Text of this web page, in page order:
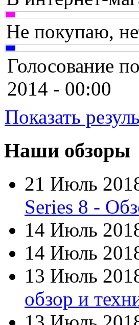
Cbr
Chicony
Codegen
Cooler master
Cube(7)
Cyborg
Datex
Dell
Dex(3)
Everest
Firtech
Flyper
Foxconn
Не покупаю,
Голосование
2014 - 00:00
Показать
Наши обзоры
21 Июль
Series 8 -
14 Июль
14 Июль
13 Июль
обзор и